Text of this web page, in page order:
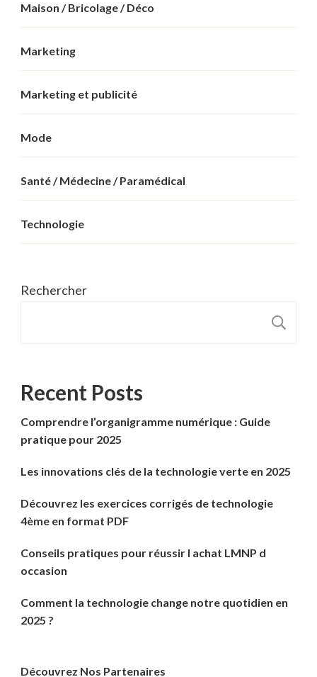
Maison / Bricolage / Déco
Marketing
Marketing et publicité
Mode
Santé / Médecine / Paramédical
Technologie
Rechercher
Recent Posts
Comprendre l’organigramme numérique : Guide
pratique pour 2025
Les innovations clés de la technologie verte en 2025
Découvrez les exercices corrigés de technologie
4ème en format PDF
Conseils pratiques pour réussir l achat LMNP d
occasion
Comment la technologie change notre quotidien en
2025 ?
Découvrez Nos Partenaires